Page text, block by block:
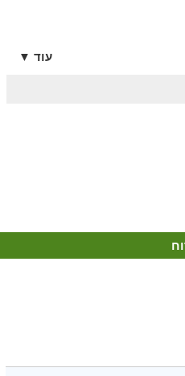
עוד ▼